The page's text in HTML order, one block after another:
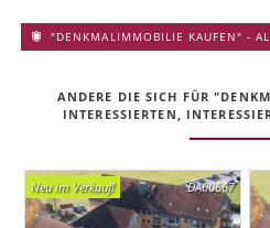
"DENKMALIMMOBILIE KAUFEN" -
ANDERE DIE SICH FÜR
INTERESSIERTEN,
DA00667
Neu im Verkauf!